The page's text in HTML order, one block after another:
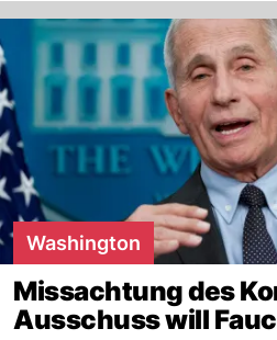
Washington
Missachtung des
Ausschuss will